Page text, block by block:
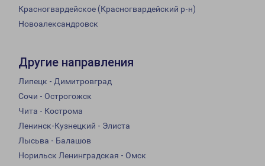
Красногвардейское (Красногвардейский р-н)
Новоалександровск
Другие направления
Липецк - Димитровград
Сочи - Острогожск
Чита - Кострома
Ленинск-Кузнецкий - Элиста
Лысьва - Балашов
Норильск Ленинградская - Омск